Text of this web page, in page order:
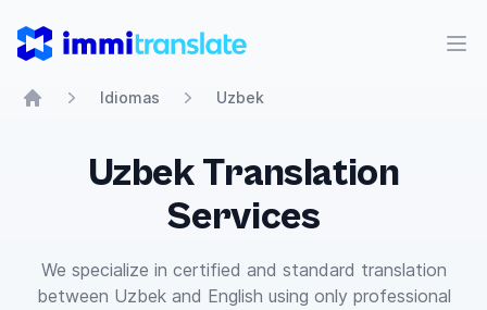
ImmiTranslate
Idiomas Uzbek
Uzbek Translation
Services
We specialize in certified and standard translation
between Uzbek and English using only professional